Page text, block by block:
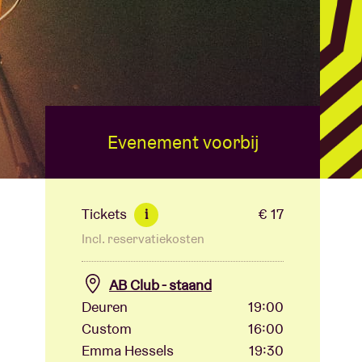
Evenement voorbij
Tickets i € 17
Incl. reservatiekosten
AB Club - staand
Deuren
19:00
Custom
16:00
Emma Hessels
19:30